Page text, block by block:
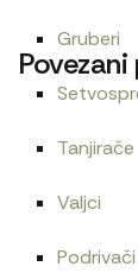
Gruberi
Tanjirače
Valjci
Podrivači
600